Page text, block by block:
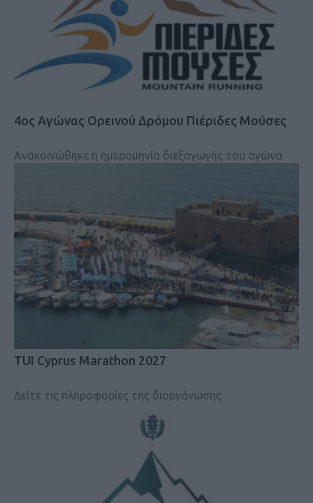
4ος Αγώνας Ορεινού Δρόμου Πιέριδες Μούσες
Ανακοινώθηκε η ημερομηνία διεξαγωγής του αγώνα
TUI Cyprus Marathon 2027
Δείτε τις πληροφορίες της διοργάνωσης